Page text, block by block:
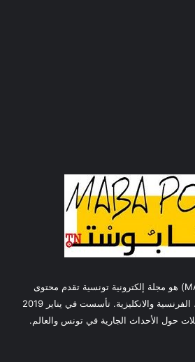
مابابوست عربي (MABAPOST) هو مجلة إلكترونية تونسية تقدم محتوى
إخباري متنوع باللغات العربية، الفرنسية والانكليزية. تأسست في يناير 2019
حول الأحداث الجارية في تونس والعالم.